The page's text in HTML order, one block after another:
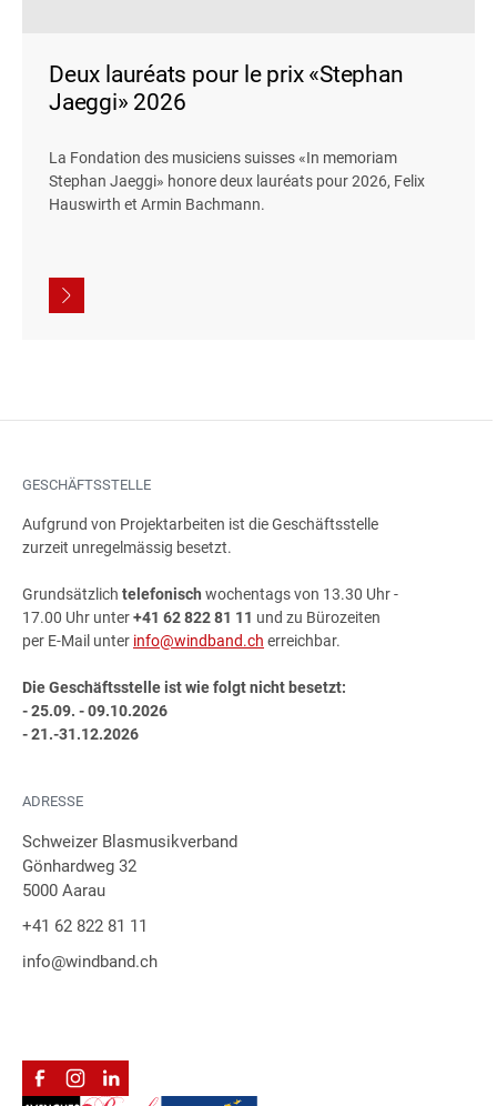
Deux lauréats pour le prix «Stephan
Jaeggi» 2026
La Fondation des musiciens suisses «In memoriam
Stephan Jaeggi» honore deux lauréats pour 2026, Felix
Hauswirth et Armin Bachmann.
GESCHÄFTSSTELLE
Aufgrund von Projektarbeiten ist die Geschäftsstelle
zurzeit unregelmässig besetzt.
Grundsätzlich telefonisch wochentags von 13.30 Uhr -
17.00 Uhr unter+41 62 822 81 11 und zu Bürozeiten
per E-Mail unter info@windband.ch erreichbar.
Die Geschäftsstelle ist wie folgt nicht besetzt:
- 25.09. - 09.10.2026
- 21.-31.12.2026
ADRESSE
Schweizer Blasmusikverband
Gönhardweg 32
5000 Aarau
+41 62 822 81 11
info@windband.ch